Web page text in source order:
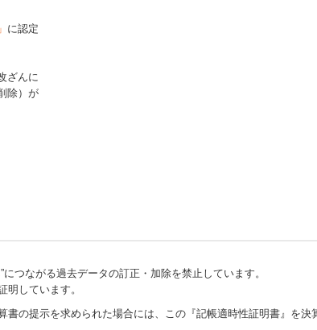
に認定
ざんに
除）が
つながる過去データの訂正・加除を禁止しています。
明しています。
書の提示を求められた場合には、この『記帳適時性証明書』を決